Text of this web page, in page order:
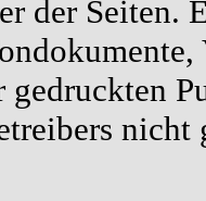
der Seiten.
gedruckten
nicht